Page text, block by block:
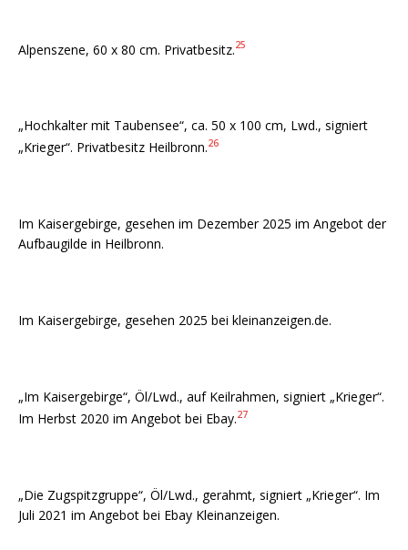
Alpenszene, 60 x 80 cm. Privatbesitz.25
„Hochkalter mit Taubensee“, ca. 50 x 100 cm, Lwd., signiert
„Krieger“. Privatbesitz Heilbronn.26
Im Kaisergebirge, gesehen im Dezember 2025 im Angebot der
Aufbaugilde in Heilbronn.
Im Kaisergebirge, gesehen 2025 bei kleinanzeigen.de.
„Im Kaisergebirge“, Öl/Lwd., auf Keilrahmen, signiert „Krieger“.
Im Herbst 2020 im Angebot bei Ebay.27
„Die Zugspitzgruppe“, Öl/Lwd., gerahmt, signiert „Krieger“. Im
Juli 2021 im Angebot bei Ebay Kleinanzeigen.